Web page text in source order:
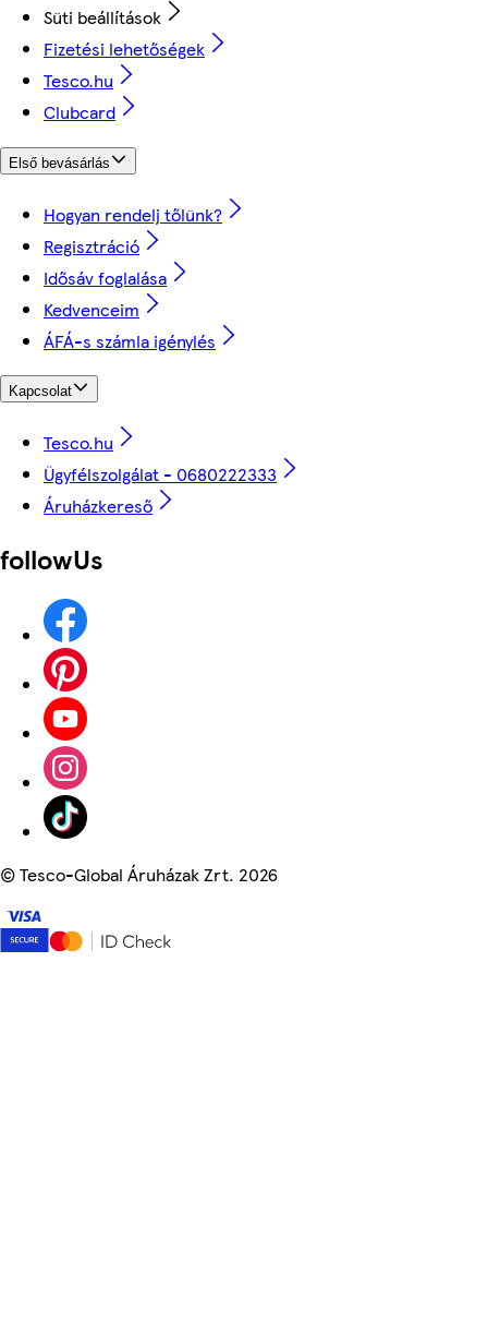
Süti beállítások
Fizetési lehetőségek
Tesco.hu
Clubcard
Első bevásárlás
Hogyan rendelj tőlünk?
Regisztráció
Idősáv foglalása
Kedvenceim
ÁFÁ-s számla igénylés
Kapcsolat
Tesco.hu
Ügyfélszolgálat - 0680222333
Áruházkereső
followUs
©Tesco-Global Áruházak Zrt. 2026